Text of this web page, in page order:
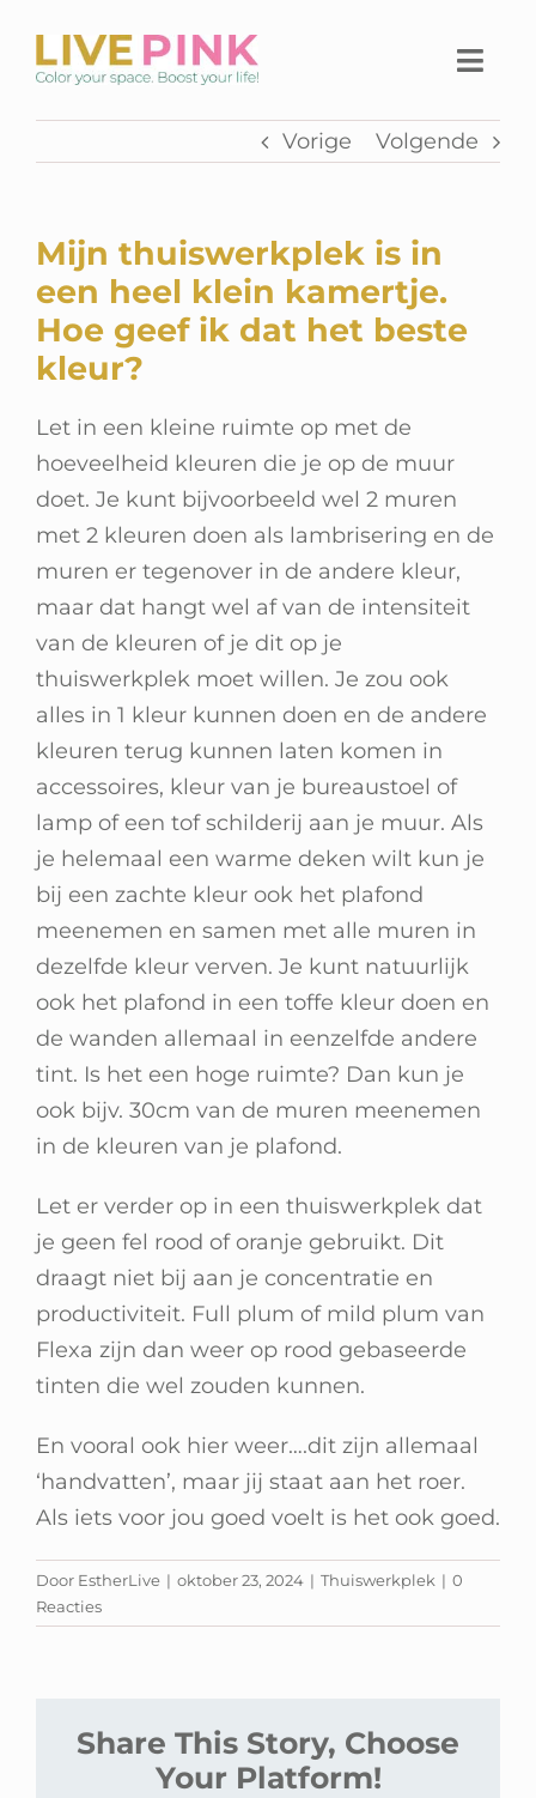
naar
inhoud
Live Pink Platform
SHOP
Over Live Pink
Winkelwagen
Vorige Volgende
Mijn thuiswerkplek is in
een heel klein kamertje.
Hoe geef ik dat het beste
kleur?
Let in een kleine ruimte op met de
hoeveelheid kleuren die je op de muur
doet. Je kunt bijvoorbeeld wel 2 muren
met 2 kleuren doen als lambrisering en de
muren er tegenover in de andere kleur,
maar dat hangt wel af van de intensiteit
van de kleuren of je dit op je
thuiswerkplek moet willen. Je zou ook
alles in 1 kleur kunnen doen en de andere
kleuren terug kunnen laten komen in
accessoires, kleur van je bureaustoel of
lamp of een tof schilderij aan je muur. Als
je helemaal een warme deken wilt kun je
bij een zachte kleur ook het plafond
meenemen en samen met alle muren in
dezelfde kleur verven. Je kunt natuurlijk
ook het plafond in een toffe kleur doen en
de wanden allemaal in eenzelfde andere
tint. Is het een hoge ruimte? Dan kun je
ook bijv. 30cm van de muren meenemen
in de kleuren van je plafond.
Let er verder op in een thuiswerkplek dat
je geen fel rood of oranje gebruikt. Dit
draagt niet bij aan je concentratie en
productiviteit. Full plum of mild plum van
Flexa zijn dan weer op rood gebaseerde
tinten die wel zouden kunnen.
En vooral ook hier weer….dit zijn allemaal
‘handvatten’, maar jij staat aan het roer.
Als iets voor jou goed voelt is het ook goed.
Door EstherLive | oktober 23, 2024 | Thuiswerkplek | 0
Reacties
Share This Story, Choose
Your Platform!